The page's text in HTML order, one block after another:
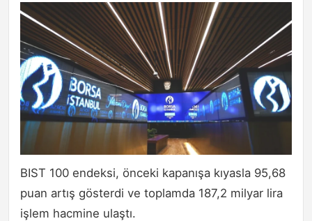
BIST 100 endeksi, önceki kapanışa kıyasla 95,68
puan artış gösterdi ve toplamda 187,2 milyar lira
işlem hacmine ulaştı.